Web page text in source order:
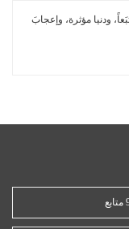
ودنيا مؤثرة، وإعجابَ